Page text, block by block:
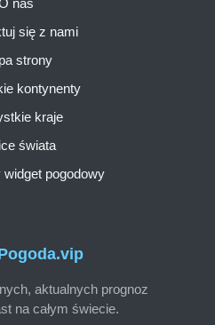
aktualnych prognoz
na całym świecie.
się z nami
strony
kontynenty
kraje
świata
pogodowy